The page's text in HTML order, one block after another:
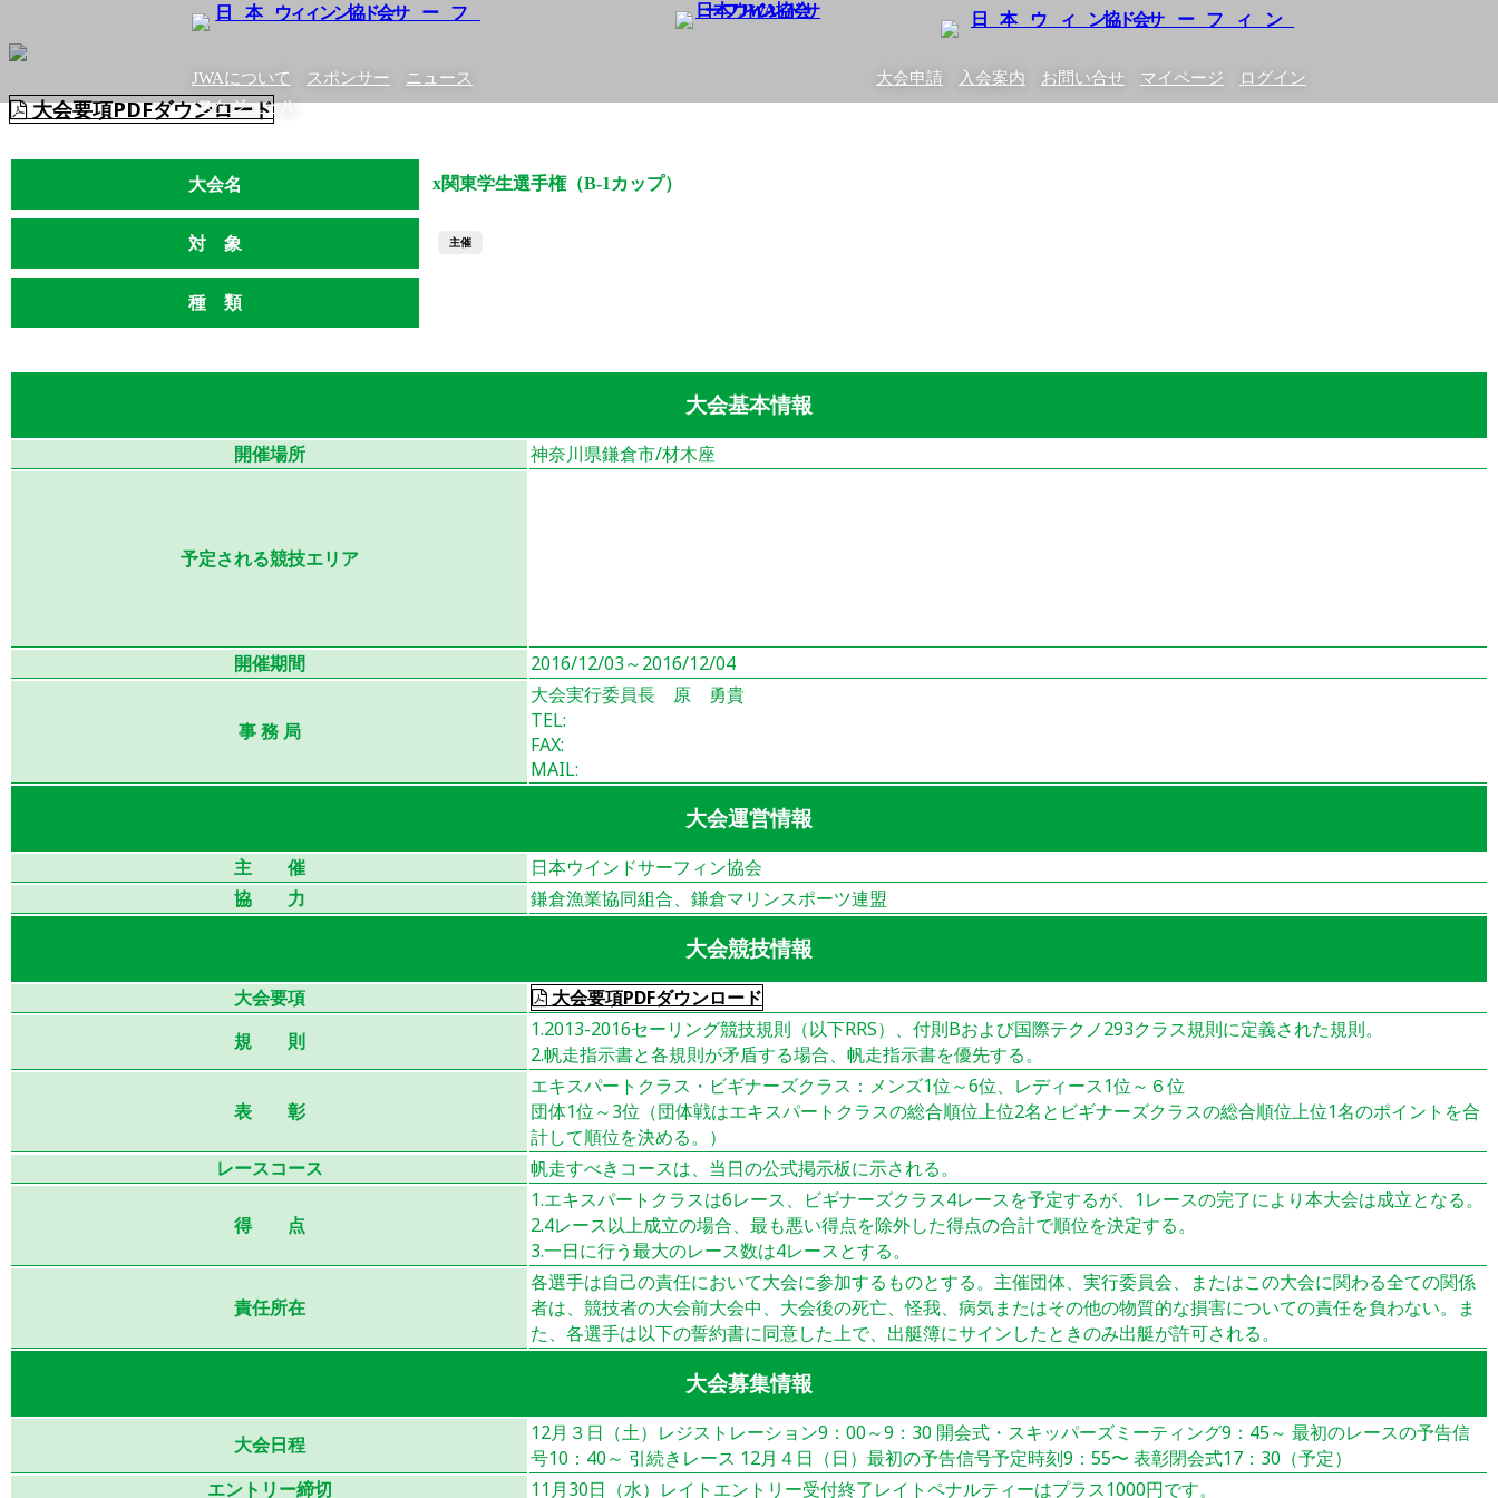
JWAについて スポンサー
ニュース
スケジュール
大会申請 入会案内 お問い合せ マイページ ログイン
大会要項PDFダウンロード
大会名 x関東学生選手権（B-1カップ）
対 象 主催
種 類
大会基本情報
開催場所 神奈川県鎌倉市/材木座
予定される競技エリア
開催期間 2016/12/03～2016/12/04
事 務 局
大会実行委員長 原 勇貴
TEL:
FAX:
MAIL:
大会運営情報
主 催
日本ウインドサーフィン協会
協 力
鎌倉漁業協同組合、鎌倉マリンスポーツ連盟
大会競技情報
大会要項
大会要項PDFダウンロード
規 則
1.2013-2016セーリング競技規則（以下RRS）、付則Bおよび国際テクノ293クラス規則に定義された規則。
2.帆走指示書と各規則が矛盾する場合、帆走指示書を優先する。
表 彰
エキスパートクラス・ビギナーズクラス：メンズ1位～6位、レディース1位～６位
団体1位～3位（団体戦はエキスパートクラスの総合順位上位2名とビギナーズクラスの総合順位上位1名のポイントを合
計して順位を決める。）
レースコース
帆走すべきコースは、当日の公式掲示板に示される。
得 点
1.エキスパートクラスは6レース、ビギナーズクラス4レースを予定するが、1レースの完了により本大会は成立となる。
2.4レース以上成立の場合、最も悪い得点を除外した得点の合計で順位を決定する。
3.一日に行う最大のレース数は4レースとする。
責任所在
各選手は自己の責任において大会に参加するものとする。主催団体、実行委員会、またはこの大会に関わる全ての関係
者は、競技者の大会前大会中、大会後の死亡、怪我、病気またはその他の物質的な損害についての責任を負わない。ま
た、各選手は以下の誓約書に同意した上で、出艇簿にサインしたときのみ出艇が許可される。
大会募集情報
大会日程
12月３日（土）レジストレーション9：00～9：30 開会式・スキッパーズミーティング9：45～ 最初のレースの予告信
号10：40～ 引続きレース 12月４日（日）最初の予告信号予定時刻9：55〜 表彰閉会式17：30（予定）
エントリー締切
11月30日（水）レイトエントリー受付終了レイトペナルティーはプラス1000円です。